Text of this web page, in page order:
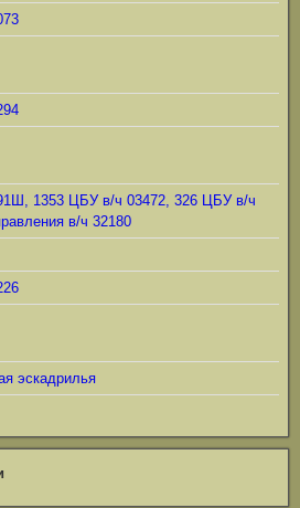
1353 ЦБУ в/ч 03472, 326 ЦБУ в/ч
в/ч 32180
эскадрилья